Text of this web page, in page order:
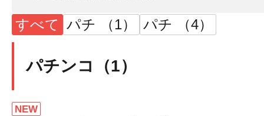
すべて パチ （1） パチ （4）
パチンコ（1）
NEW